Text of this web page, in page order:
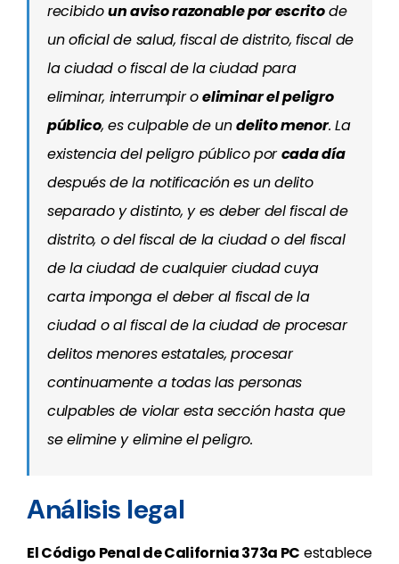
recibidoun aviso razonable por escritode
un oficial de salud, fiscal de distrito, fiscal de
la ciudad o fiscal de la ciudad para
eliminar, interrumpir oeliminar el peligro
público, es culpable de undelito menor. La
existencia del peligro público porcada día
después de la notificación es un delito
separado y distinto, y es deber del fiscal de
distrito, o del fiscal de la ciudad o del fiscal
de la ciudad de cualquier ciudad cuya
carta imponga el deber al fiscal de la
ciudad o al fiscal de la ciudad de procesar
delitos menores estatales, procesar
continuamente a todas las personas
culpables de violar esta sección hasta que
se elimine y elimine el peligro.
Análisis legal
El Código Penal de California 373a PC establece